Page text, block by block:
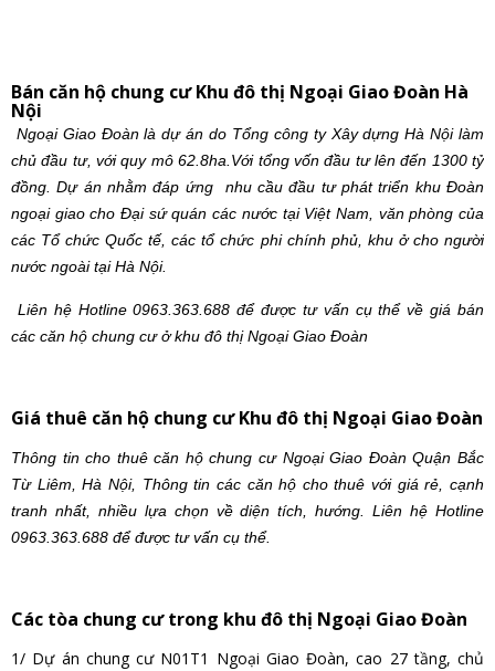
Bán căn hộ chung cư Khu đô thị Ngoại Giao Đoàn Hà
Nội
Ngoại Giao Đoàn là dự án do Tổng công ty Xây dựng Hà Nội làm
chủ đầu tư, với quy mô 62.8ha.Với tổng vốn đầu tư lên đến 1300 tỷ
đồng. Dự án nhằm đáp ứng nhu cầu đầu tư phát triển khu Đoàn
ngoại giao cho Đại sứ quán các nước tại Việt Nam, văn phòng của
các Tổ chức Quốc tế, các tổ chức phi chính phủ, khu ở cho người
nước ngoài tại Hà Nội.
Liên hệ Hotline 0963.363.688 để được tư vấn cụ thể về giá bán
các căn hộ chung cư ở khu đô thị Ngoại Giao Đoàn
Giá thuê căn hộ chung cư Khu đô thị Ngoại Giao Đoàn
Thông tin cho thuê căn hộ chung cư Ngoại Giao Đoàn Quận Bắc
Từ Liêm, Hà Nội, Thông tin các căn hộ cho thuê với giá rẻ, cạnh
tranh nhất, nhiều lựa chọn về diện tích, hướng. Liên hệ Hotline
0963.363.688 để được tư vấn cụ thể.
Các tòa chung cư trong khu đô thị Ngoại Giao Đoàn
1/ Dự án chung cư N01T1 Ngoại Giao Đoàn, cao 27 tầng, chủ